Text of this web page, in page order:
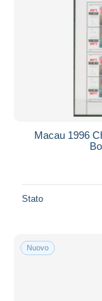
Macau 1996
Stato
Nuovo